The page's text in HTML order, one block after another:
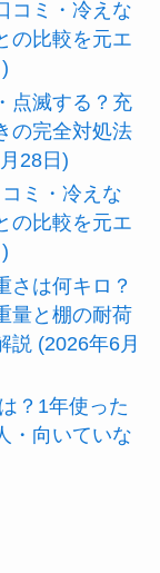
コミ・冷えな
の比較を元エ
点滅する？充
の完全対処法
28日)
ミ・冷えな
の比較を元エ
さは何キロ？
量と棚の耐荷
説 (2026年6月
？1年使った
・向いていな